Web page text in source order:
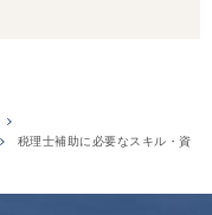
税理士補助に必要なスキル・資